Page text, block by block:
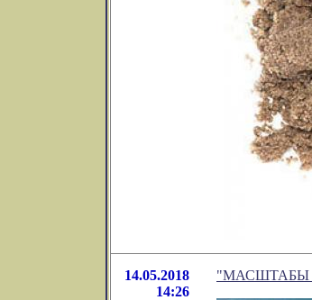
14.05.2018
14:26
"МАСШТАБЫ